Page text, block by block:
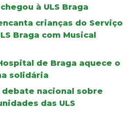
à ULS Braga
crianças do Serviço
Braga com Musical
de Braga aquece o
solidária
debate nacional sobre
das ULS